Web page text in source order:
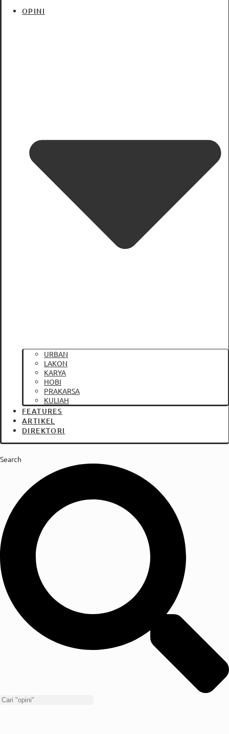
OPINI
URBAN
LAKON
KARYA
HOBI
PRAKARSA
KULIAH
FEATURES
ARTIKEL
DIREKTORI
Search